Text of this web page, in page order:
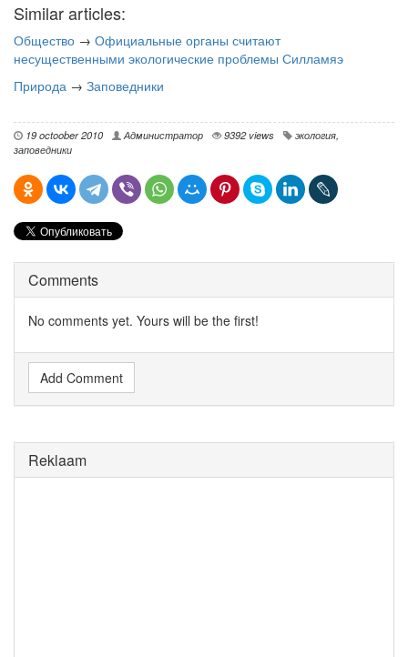
Similar articles:
Общество → Официальные органы считают
несущественными экологические проблемы Силламяэ
Природа → Заповедники
19 octoober 2010 Администратор 9392 views экология,
заповедники
Comments
No comments yet. Yours will be the first!
Add Comment
Reklaam